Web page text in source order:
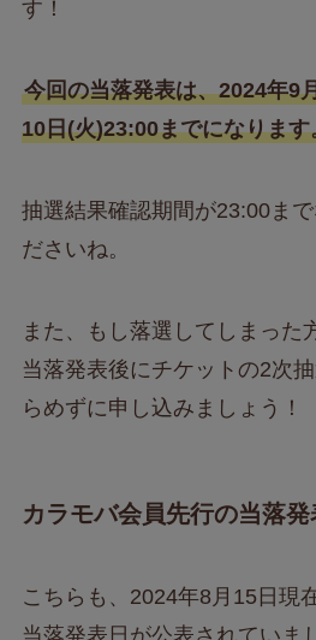
す！
今回の当落発表は、2024年9
10日(火)23:00までになります
抽選結果確認期間が23:00ま
ださいね。
また、もし落選してしまった
当落発表後にチケットの2次
らめずに申し込みましょう！
カラモバ会員先行の当落発
こちらも、2024年8月15日現